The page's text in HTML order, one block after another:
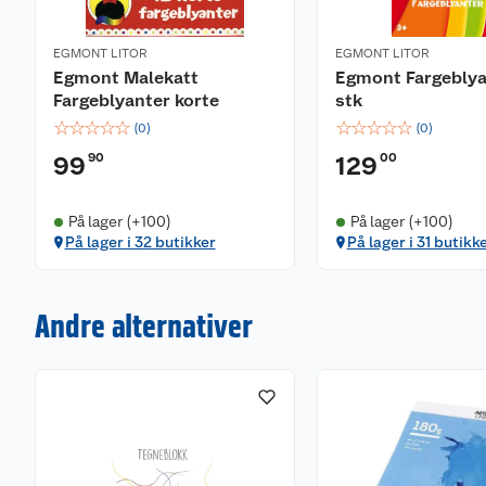
EGMONT LITOR
Egmont Malekatt
Fargeblyanter korte
☆☆☆☆☆ (0)
99 90
På lager (+100)
På lager i 32 butikker
EGMONT LITOR
Egmont
stk
☆☆☆☆☆ (0)
129 00
På lager (+100)
På lager i 31
Andre alternativer